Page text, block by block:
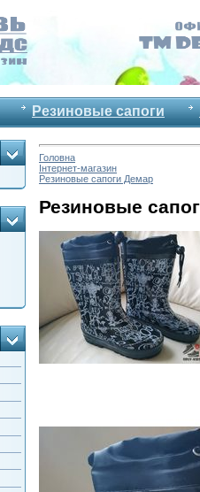
Резиновые сапоги
Головна
Інтернет-магазин
Резиновые сапоги Демар
Резиновые